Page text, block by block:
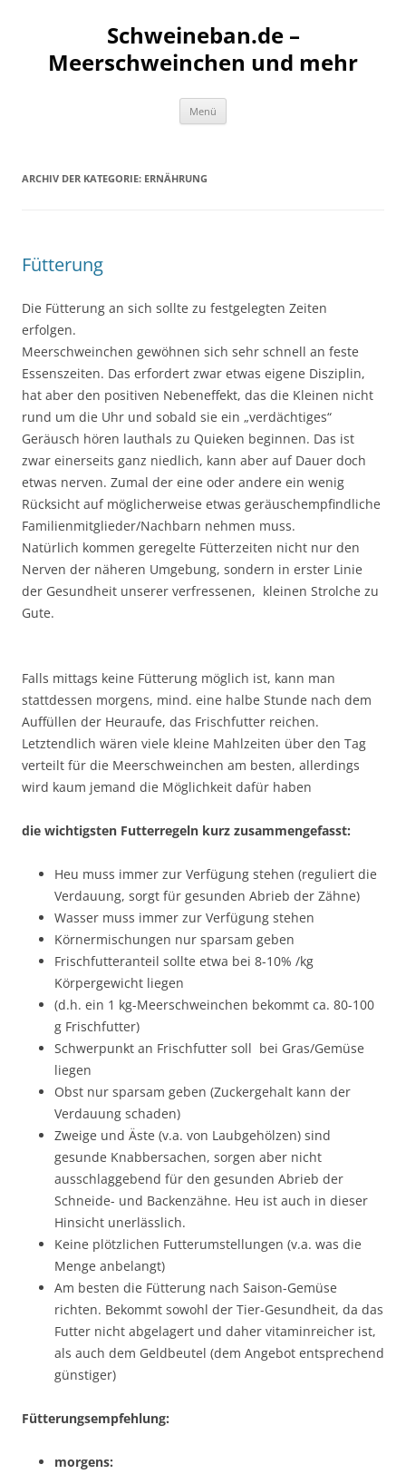
Schweineban.de –
Meerschweinchen und mehr
Menü
ARCHIV DER KATEGORIE: ERNÄHRUNG
Fütterung
Die Fütterung an sich sollte zu festgelegten Zeiten
erfolgen.
Meerschweinchen gewöhnen sich sehr schnell an feste
Essenszeiten. Das erfordert zwar etwas eigene Disziplin,
hat aber den positiven Nebeneffekt, das die Kleinen nicht
rund um die Uhr und sobald sie ein „verdächtiges“
Geräusch hören lauthals zu Quieken beginnen. Das ist
zwar einerseits ganz niedlich, kann aber auf Dauer doch
etwas nerven. Zumal der eine oder andere ein wenig
Rücksicht auf möglicherweise etwas geräuschempfindliche
Familienmitglieder/Nachbarn nehmen muss.
Natürlich kommen geregelte Fütterzeiten nicht nur den
Nerven der näheren Umgebung, sondern in erster Linie
der Gesundheit unserer verfressenen, kleinen Strolche zu
Gute.
Falls mittags keine Fütterung möglich ist, kann man
stattdessen morgens, mind. eine halbe Stunde nach dem
Auffüllen der Heuraufe, das Frischfutter reichen.
Letztendlich wären viele kleine Mahlzeiten über den Tag
verteilt für die Meerschweinchen am besten, allerdings
wird kaum jemand die Möglichkeit dafür haben
die wichtigsten Futterregeln kurz zusammengefasst:
Heu muss immer zur Verfügung stehen (reguliert die
Verdauung, sorgt für gesunden Abrieb der Zähne)
Wasser muss immer zur Verfügung stehen
Körnermischungen nur sparsam geben
Frischfutteranteil sollte etwa bei 8-10% /kg
Körpergewicht liegen
(d.h. ein 1 kg-Meerschweinchen bekommt ca. 80-100
g Frischfutter)
Schwerpunkt an Frischfutter soll bei Gras/Gemüse
liegen
Obst nur sparsam geben (Zuckergehalt kann der
Verdauung schaden)
Zweige und Äste (v.a. von Laubgehölzen) sind
gesunde Knabbersachen, sorgen aber nicht
ausschlaggebend für den gesunden Abrieb der
Schneide- und Backenzähne. Heu ist auch in dieser
Hinsicht unerlässlich.
Keine plötzlichen Futterumstellungen (v.a. was die
Menge anbelangt)
Am besten die Fütterung nach Saison-Gemüse
richten. Bekommt sowohl der Tier-Gesundheit, da das
Futter nicht abgelagert und daher vitaminreicher ist,
als auch dem Geldbeutel (dem Angebot entsprechend
günstiger)
Fütterungsempfehlung:
morgens: